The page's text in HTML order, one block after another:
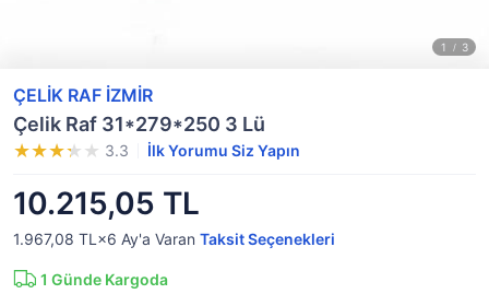
ÇELİK RAF İZMİR
Çelik Raf 31*279*250 3 Lü
3.3 İlk Yorumu Siz Yapın
10.215,05 TL
1.967,08 TL×6 Ay'a Varan Taksit Seçenekleri
1 Günde Kargoda